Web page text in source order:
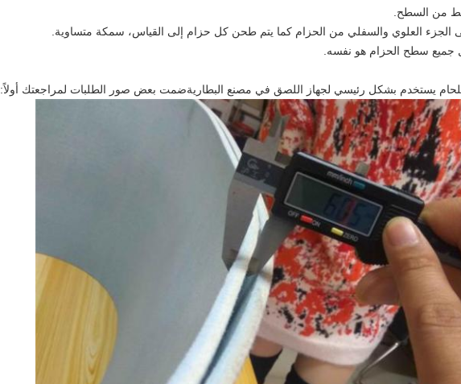
يستخدم بشكل رئيسي لجهاز اللصق في مصنع البطاريةضمت بعض صور الطلبات لمراجعتك أولاً: